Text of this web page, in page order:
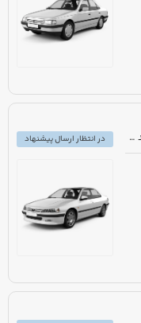
مزایده دولتی خودرو پژو پارس مدل 1381 رنگ سفید متالیک
در انتظار ارسال پیشنهاد